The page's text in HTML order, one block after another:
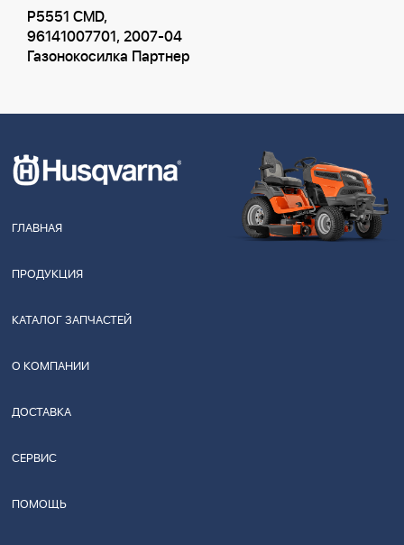
P5551 CMD,
96141007701, 2007-04
Газонокосилка Партнер
ГЛАВНАЯ
ПРОДУКЦИЯ
КАТАЛОГ ЗАПЧАСТЕЙ
О КОМПАНИИ
ДОСТАВКА
СЕРВИС
ПОМОЩЬ